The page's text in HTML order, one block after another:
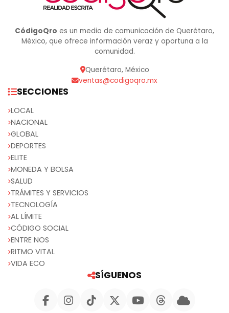
CódigoQro es un medio de comunicación de Querétaro,
México, que ofrece información veraz y oportuna a la
comunidad.
Querétaro, México
ventas@codigoqro.mx
SECCIONES
LOCAL
NACIONAL
GLOBAL
DEPORTES
ELITE
MONEDA Y BOLSA
SALUD
TRÁMITES Y SERVICIOS
TECNOLOGÍA
AL LÍMITE
CÓDIGO SOCIAL
ENTRE NOS
RITMO VITAL
VIDA ECO
SÍGUENOS